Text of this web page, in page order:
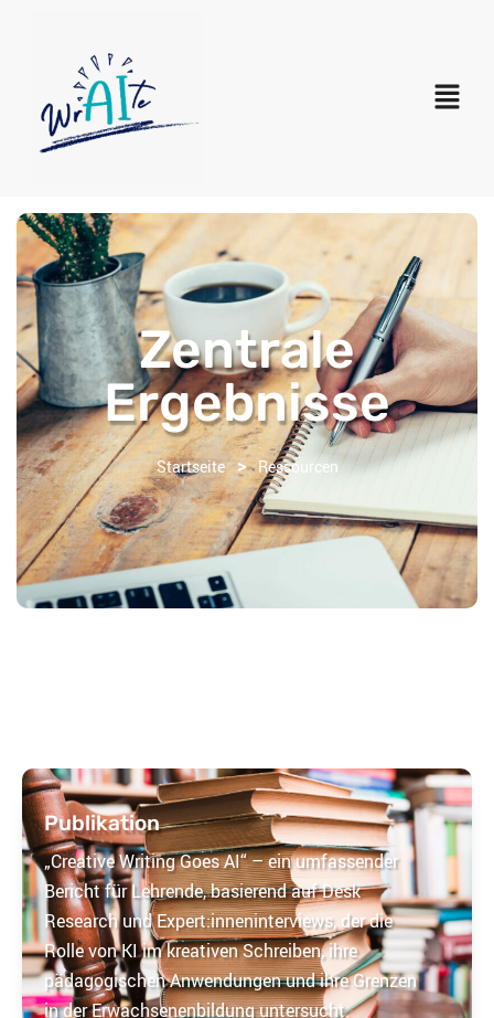
Zentrale
Ergebnisse
Startseite > Ressourcen
Publikation
„Creative Writing Goes AI“ – ein umfassender
Bericht für Lehrende, basierend auf Desk
Research und Expert:inneninterviews, der die
Rolle von KI im kreativen Schreiben, ihre
pädagogischen Anwendungen und ihre Grenzen
in der Erwachsenenbildung untersucht.